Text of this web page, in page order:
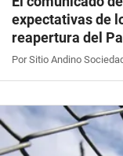
expectativas de
reapertura del
Por Sitio Andino